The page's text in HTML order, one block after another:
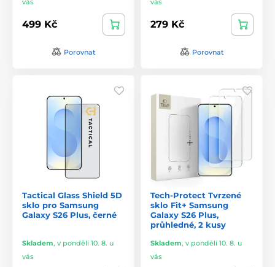
499 Kč
Porovnat
279 Kč
Porovnat
Tactical Glass Shield 5D
sklo pro Samsung
Galaxy S26 Plus, černé
Skladem, v pondělí 10. 8. u
vás
Tech-Protect Tvrzené
sklo Fit+ Samsung
Galaxy S26 Plus,
průhledné, 2 kusy
Skladem, v pondělí 10. 8. u
vás